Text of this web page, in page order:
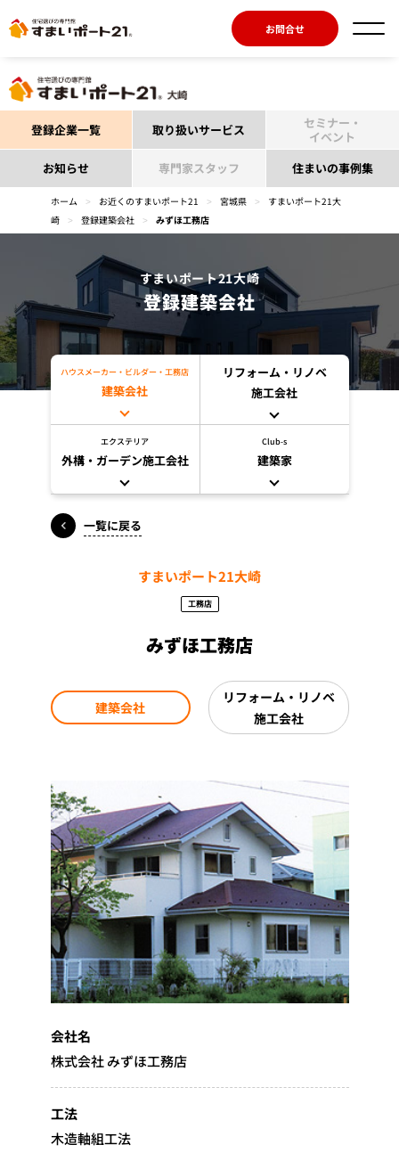
お問合せ
登録企業一覧 取り扱いサービス
セミナー・
イベント
お知らせ
専門家スタッフ 住まいの事例集
ホーム > お近くのすまいポート21 > 宮城県 >
すまいポート21大
崎
> 登録建築会社 > みずほ工務店
すまいポート21大崎
登録建築会社
ハウスメーカー・ビルダー・工務店
建築会社
リフォーム・リノベ
施工会社
エクステリア
外構・ガーデン施工会社
Club-s
建築家
一覧に戻る
すまいポート21大崎
工務店
みずほ工務店
建築会社
リフォーム・リノベ
施工会社
会社名
株式会社 みずほ工務店
工法
木造軸組工法